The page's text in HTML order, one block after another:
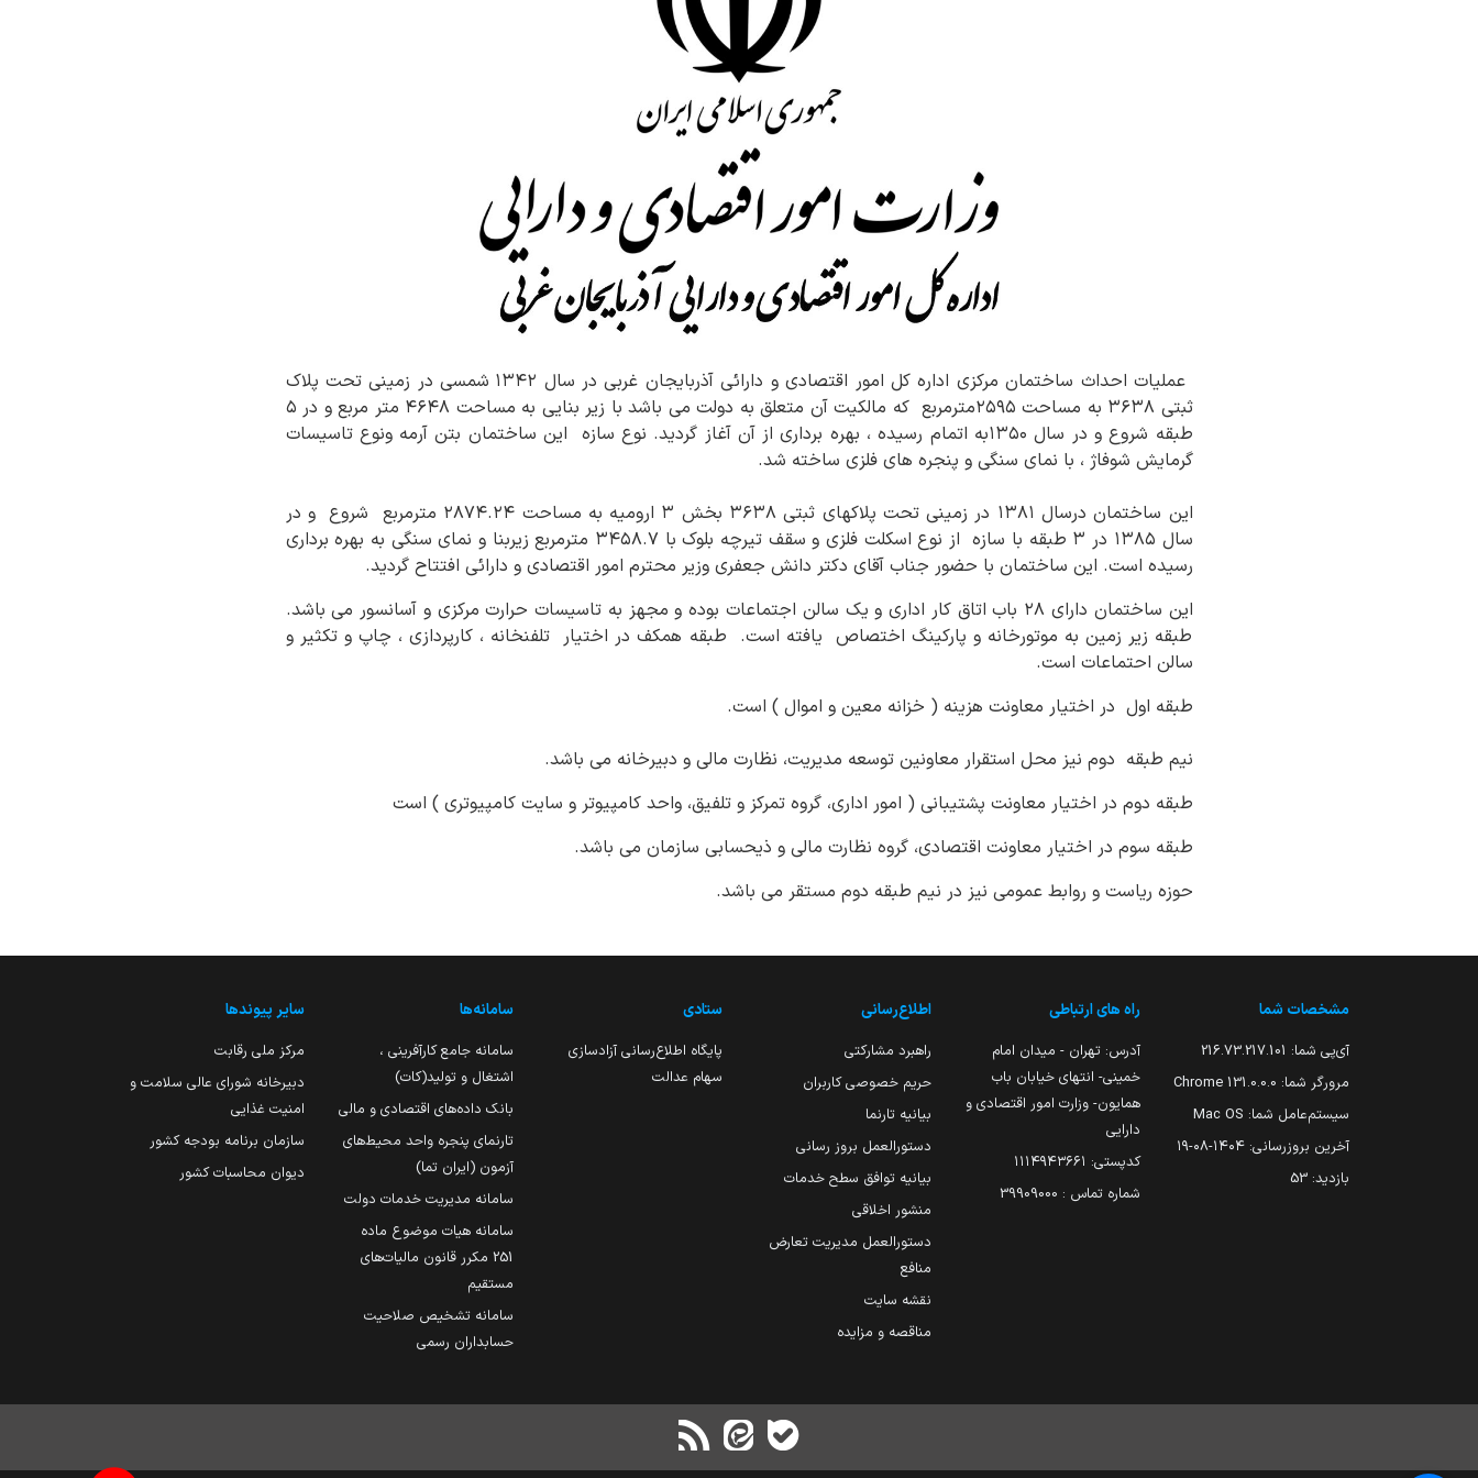
عملیات احداث ساختمان مرکزی اداره کل امور اقتصادی و دارائی آذربایجان غربی در سال ۱۳۴۲ شمسی در زمینی تحت پلاک
ثبتی ۳۶۳۸ به مساحت ۲۵۹۵مترمربع که مالکیت آن متعلق به دولت می باشد با زیر بنایی به مساحت ۴۶۴۸ متر مربع و در ۵
طبقه شروع و در سال ۱۳۵۰به اتمام رسیده ، بهره برداری از آن آغاز گردید. نوع سازه این ساختمان بتن آرمه ونوع تاسیسات
گرمایش شوفاژ ، با نمای سنگی و پنجره های فلزی ساخته شد.
این ساختمان درسال ۱۳۸۱ در زمینی تحت پلاکهای ثبتی ۳۶۳۸ بخش ۳ ارومیه به مساحت ۲۸۷۴.۲۴ مترمربع شروع و در
سال ۱۳۸۵ در ۳ طبقه با سازه از نوع اسکلت فلزی و سقف تیرچه بلوک با ۳۴۵۸.۷ مترمربع زیربنا و نمای سنگی به بهره برداری
رسیده است. این ساختمان با حضور جناب آقای دکتر دانش جعفری وزیر محترم امور اقتصادی و دارائی افتتاح گردید.
این ساختمان دارای ۲۸ باب اتاق کار اداری و یک سالن اجتماعات بوده و مجهز به تاسیسات حرارت مرکزی و آسانسور می باشد.
طبقه زیر زمین به موتورخانه و پارکینگ اختصاص یافته است. طبقه همکف در اختیار تلفنخانه ، کارپردازی ، چاپ و تکثیر و
سالن احتماعات است.
طبقه اول در اختیار معاونت هزینه ( خزانه معین و اموال ) است.
نیم طبقه دوم نیز محل استقرار معاونین توسعه مدیریت، نظارت مالی و دبیرخانه می باشد.
طبقه دوم در اختیار معاونت پشتیبانی ( امور اداری، گروه تمرکز و تلفیق، واحد کامپیوتر و سایت کامپیوتری ) است
طبقه سوم در اختیار معاونت اقتصادی، گروه نظارت مالی و ذیحسابی سازمان می باشد.
حوزه ریاست و روابط عمومی نیز در نیم طبقه دوم مستقر می باشد.
مشخصات شما
آی‌پی شما: 216.73.217.101
مرورگر شما: 131.0.0.0 Chrome
سیستم‌عامل شما: Mac OS
آخرین بروزرسانی: ۱۴۰۴-۰۸-۱۹
بازدید: 53
راه های ارتباطی
آدرس: تهران - میدان امام
خمینی- انتهای خیابان باب
همایون- وزارت امور اقتصادی و
دارایی
کدپستی: ۱۱۱۴۹۴۳۶۶۱
شماره تماس : 39909000
اطلاع‌رسانی
راهبرد مشارکتی
حریم خصوصی کاربران
بیانیه تارنما
دستورالعمل بروز رسانی
بیانیه توافق سطح خدمات
منشور اخلاقی
دستورالعمل مدیریت تعارض
منافع
نقشه سایت
مناقصه و مزایده
ستادی
پایگاه اطلاع‌رسانی آزادسازی
سهام عدالت
سامانه‌ها
سامانه جامع کارآفرینی ،
اشتغال و تولید(کات)
بانک داده‌های اقتصادی و مالی
تارنمای پنجره واحد محیط‌های
آزمون (ایران تما)
سامانه مدیریت خدمات دولت
سامانه هیات موضوع ماده
251 مکرر قانون مالیات‌های
مستقیم
سامانه تشخیص صلاحیت
حسابداران رسمی
سایر پیوندها
مرکز ملی رقابت
دبیرخانه شورای عالی سلامت و
امنیت غذایی
سازمان برنامه بودجه کشور
دیوان محاسبات کشور